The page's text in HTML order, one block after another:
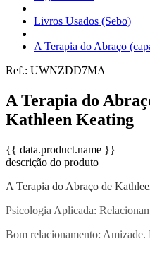
Livros Usados (Sebo)
A Terapia do Abraço
Ref.: UWNZDD7MA
A Terapia do
Kathleen Keating
{{ data.product.name }}
descrição do produto
A Terapia do Abraço de
Psicologia Aplicada:
Bom relacionamento: Amizade.